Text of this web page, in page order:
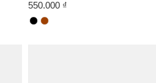
550.000 ₫